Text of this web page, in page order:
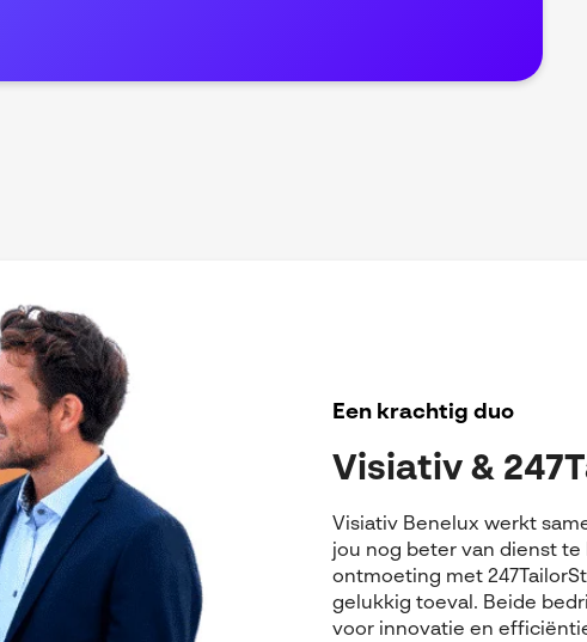
Een krachtig duo
Visiativ &
Visiativ Benelux werkt
jou nog beter van dienst te
ontmoeting met
gelukkig toeval. Beide
voor innovatie en